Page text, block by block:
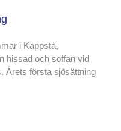
i Kappsta,
hissad och soffan vid
Årets första sjösättning